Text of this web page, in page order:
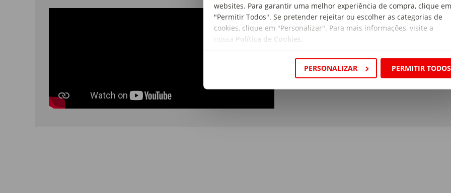
websites. Para garantir uma melhor experiência de compra, clique em
"Permitir Todos". Se pretender rejeitar ou escolher as categorias de
cookies, clique em "Personalizar". Para mais informações, visite a
nossa Política de Cookies
PERSONALIZAR PERMITIR TODOS